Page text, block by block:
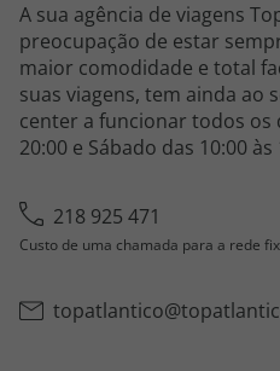
A sua agência de viagens
preocupação de estar
maior comodidade e total
suas viagens, tem ainda ao
center a funcionar todos os
20:00 e Sábado das 10:00 às
218 925 471
Custo de uma chamada para a rede